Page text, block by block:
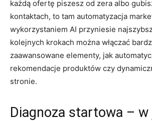
każdą ofertę piszesz od zera albo
kontaktach, to tam automatyzacja
wykorzystaniem AI przyniesie
kolejnych krokach można włączać
zaawansowane elementy, jak
rekomendacje produktów czy
stronie.
Diagnoza startowa – w